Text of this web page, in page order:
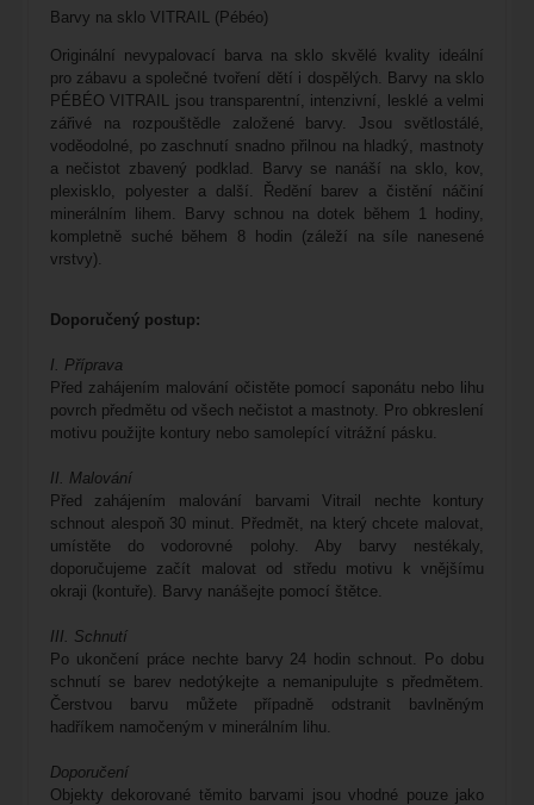
Barvy na sklo VITRAIL (Pébéo)
Originální nevypalovací barva na sklo skvělé kvality ideální
pro zábavu a společné tvoření dětí i dospělých. Barvy na sklo
PÉBÉO VITRAIL jsou transparentní, intenzivní, lesklé a velmi
zářivé na rozpouštědle založené barvy. Jsou světlostálé,
voděodolné, po zaschnutí snadno přilnou na hladký, mastnoty
a nečistot zbavený podklad. Barvy se nanáší na sklo, kov,
plexisklo, polyester a další. Ředění barev a čistění náčiní
minerálním lihem. Barvy schnou na dotek během 1 hodiny,
kompletně suché během 8 hodin (záleží na síle nanesené
vrstvy).
Doporučený postup:
I. Příprava
Před zahájením malování očistěte pomocí saponátu nebo lihu
povrch předmětu od všech nečistot a mastnoty. Pro obkreslení
motivu použijte kontury nebo samolepící vitrážní pásku.
II. Malování
Před zahájením malování barvami Vitrail nechte kontury
schnout alespoň 30 minut. Předmět, na který chcete malovat,
umístěte do vodorovné polohy. Aby barvy nestékaly,
doporučujeme začít malovat od středu motivu k vnějšímu
okraji (kontuře). Barvy nanášejte pomocí štětce.
III. Schnutí
Po ukončení práce nechte barvy 24 hodin schnout. Po dobu
schnutí se barev nedotýkejte a nemanipulujte s předmětem.
Čerstvou barvu můžete případně odstranit bavlněným
hadříkem namočeným v minerálním lihu.
Doporučení
Objekty dekorované těmito barvami jsou vhodné pouze jako